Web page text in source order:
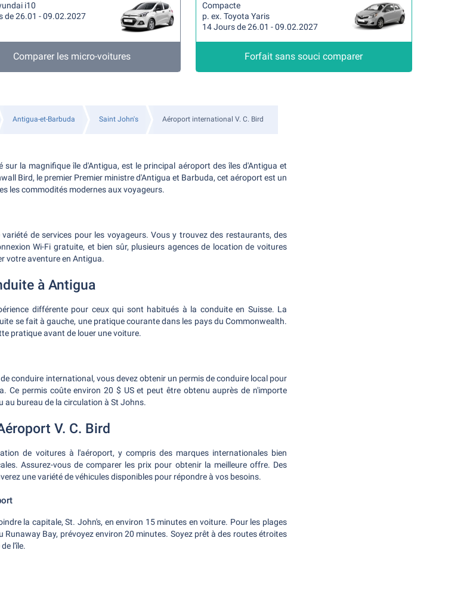
i10
de 26.01 - 09.02.2027
Comparer les micro-voitures
Compacte
p. ex. Toyota Yaris
14 Jours de 26.01 - 09.02.2027
Forfait sans souci comparer
Antigua-et-Barbuda Saint John's Aéroport international V. C. Bird
sur la magnifique île d'Antigua, est le principal aéroport des îles d'Antigua et
Bird, le premier Premier ministre d'Antigua et Barbuda, cet aéroport est un
les commodités modernes aux voyageurs.
de services pour les voyageurs. Vous y trouvez des restaurants, des
Wi-Fi gratuite, et bien sûr, plusieurs agences de location de voitures
votre aventure en Antigua.
à Antigua
différente pour ceux qui sont habitués à la conduite en Suisse. La
se fait à gauche, une pratique courante dans les pays du Commonwealth.
pratique avant de louer une voiture.
conduire international, vous devez obtenir un permis de conduire local pour
Ce permis coûte environ 20 $ US et peut être obtenu auprès de n'importe
au bureau de la circulation à St Johns.
V. C. Bird
de voitures à l'aéroport, y compris des marques internationales bien
Assurez-vous de comparer les prix pour obtenir la meilleure offre. Des
une variété de véhicules disponibles pour répondre à vos besoins.
la capitale, St. John's, en environ 15 minutes en voiture. Pour les plages
Runaway Bay, prévoyez environ 20 minutes. Soyez prêt à des routes étroites
l'île.